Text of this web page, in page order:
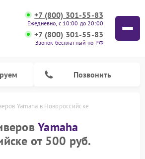
+7 (800) 301-55-83
Ежедневно, с 10:00 до 20:00
+7 (800) 301-55-83
Звонок бесплатный по РФ
Позвонить
Yamaha в Новороссийске
Yamaha
от 500 руб.